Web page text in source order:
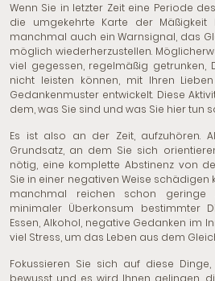
Wenn Sie in letzter Zeit eine Periode
die umgekehrte Karte der Mäßigkeit
manchmal auch ein Warnsignal, das
möglich wiederherzustellen.
viel gegessen, regelmäßig getrunken,
nicht leisten können, mit Ihren
Gedankenmuster entwickelt. Diese
dem, was Sie sind und was Sie hier tun
Es ist also an der Zeit, aufzuhören.
Grundsatz, an dem Sie sich
nötig, eine komplette Abstinenz von
Sie in einer negativen Weise schädigen
manchmal reichen schon geringe
minimaler Überkonsum bestimmter
Essen, Alkohol, negative Gedanken im
viel Stress, um das Leben aus dem
Fokussieren Sie sich auf diese